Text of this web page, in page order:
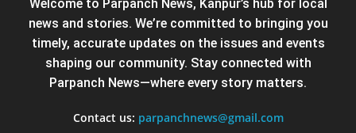
Welcome to Parpanch News, Kanpur’s hub for local
news and stories. We’re committed to bringing you
timely, accurate updates on the issues and events
shaping our community. Stay connected with
Parpanch News—where every story matters.
Contact us: parpanchnews@gmail.com